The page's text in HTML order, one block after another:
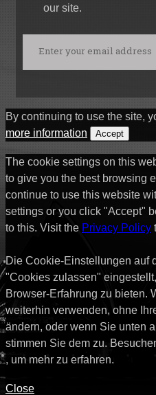
our site.
By continuing to use the site,
more information
Accept
The cookie settings on this
to give you the best browsing
continue to use this website
settings or you click "Accept"
to this. Visit the Privacy Policy
Die Cookie-Einstellungen auf
"Cookies zulassen"
Browser-Erfahrung zu bieten.
weiterhin verwenden, ohne
ändern, oder wenn Sie unten
stimmen Sie dem zu.
, um mehr zu erfahren.
Close